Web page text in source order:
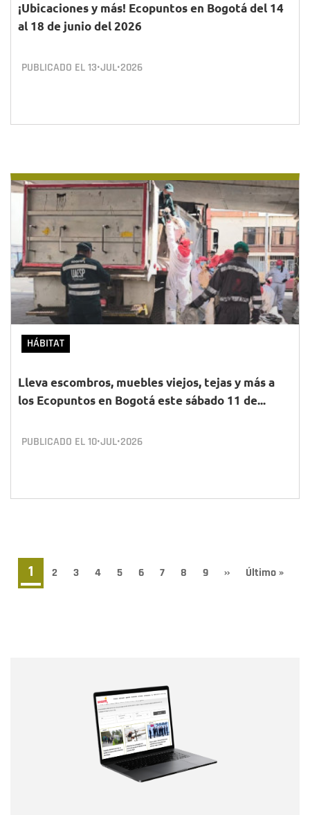
¡Ubicaciones y más! Ecopuntos en Bogotá del 14
al 18 de junio del 2026
PUBLICADO EL13•JUL•2026
HÁBITAT
Lleva escombros, muebles viejos, tejas y más a
los Ecopuntos en Bogotá este sábado 11 de...
PUBLICADO EL10•JUL•2026
Paginación
Página
actual
1 Page
2 Page
3 Page
4 Page
5 Page
6 Page
7 Page
8 Page
9
Siguiente
››
Última
Último »
Correo electrónico
Tipo de comentario